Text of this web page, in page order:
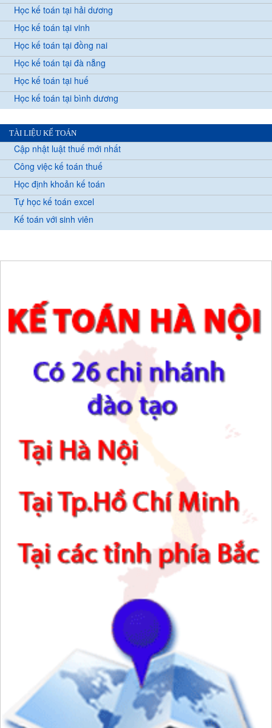
Học kế toán tại hải dương
Học kế toán tại vinh
Học kế toán tại đồng nai
Học kế toán tại đà nẵng
Học kế toán tại huế
Học kế toán tại bình dương
TÀI LIỆU KẾ TOÁN
Cập nhật luật thuế mới nhất
Công việc kế toán thuế
Học định khoản kế toán
Tự học kế toán excel
Kế toán với sinh viên